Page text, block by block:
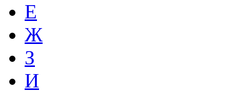
Е
Ж
З
И